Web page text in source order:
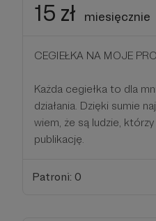
15 zł miesięcznie
CEGIEŁKA NA MOJE
Każda cegiełka to dla
działania. Dzięki sumie
wiem, że są ludzie,
publikację.
Patroni: 0